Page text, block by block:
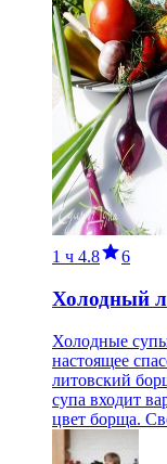
1 ч 4.8 6
Холодный
Холодные
настоящее
литовский
супа входит
цвет борща.